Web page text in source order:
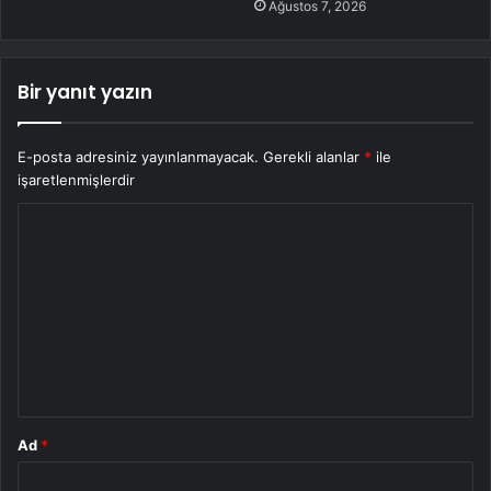
Ağustos 7, 2026
Bir yanıt yazın
E-posta adresiniz yayınlanmayacak. Gerekli alanlar * ile
işaretlenmişlerdir
Ad *